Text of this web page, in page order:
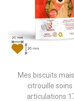
Mes biscuits
citrouille soins
articulations